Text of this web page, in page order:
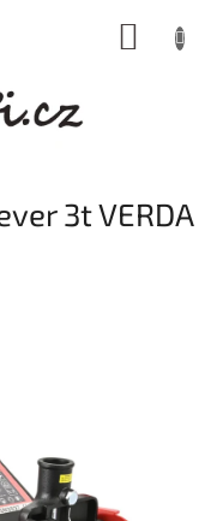
3t VERDA